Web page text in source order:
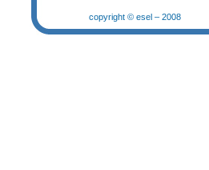
copyright © esel – 2008